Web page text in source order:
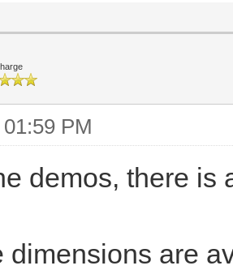
PM
demos, there is
dimensions are